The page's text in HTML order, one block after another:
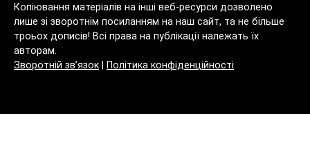
Копіювання матеріалів на інші веб-ресурси дозволено
лише зі зворотнім посиланням на наш сайт, та не більше
троьох дописів! Всі права на публікації належать їх
авторам.
Зворотній зв’язок
Політика конфіденційності